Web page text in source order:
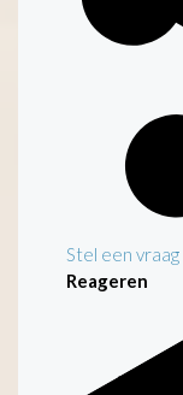
Stel een
Reageren